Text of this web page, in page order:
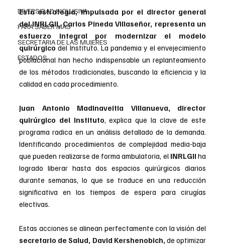
DIVERSIDAD INCLUSIVA
PARA SABER MAS
SECRETARIA DE LAS MUJERES
ESTADOS
Esta estrategia, impulsada por el director general
del INRLGII, Carlos Pineda Villaseñor, representa un
esfuerzo integral por modernizar el modelo
quirúrgico del Instituto. La pandemia y el envejecimiento
poblacional han hecho indispensable un replanteamiento
de los métodos tradicionales, buscando la eficiencia y la
calidad en cada procedimiento.
Juan Antonio Madinaveitia Villanueva, director
quirúrgico del Instituto, explica que la clave de este
programa radica en un análisis detallado de la demanda.
Identificando procedimientos de complejidad media-baja
que pueden realizarse de forma ambulatoria, el INRLGII ha
logrado liberar hasta dos espacios quirúrgicos diarios
durante semanas, lo que se traduce en una reducción
significativa en los tiempos de espera para cirugías
electivas.
secretario de Salud, David Kershenobich, de optimizar